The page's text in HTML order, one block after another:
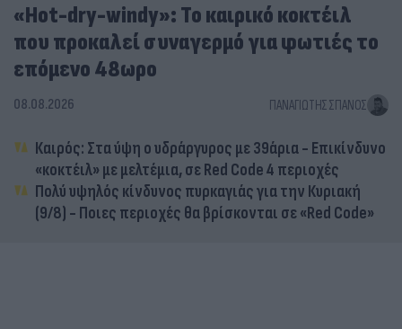
«Hot-dry-windy»: Το καιρικό κοκτέιλ
που προκαλεί συναγερμό για φωτιές το
επόμενο 48ωρο
08.08.2026 ΠΑΝΑΓΙΏΤΗΣ ΣΠΑΝΌΣ
Καιρός: Στα ύψη ο υδράργυρος με 39άρια - Επικίνδυνο
«κοκτέιλ» με μελτέμια, σε Red Code 4 περιοχές
Πολύ υψηλός κίνδυνος πυρκαγιάς για την Κυριακή
(9/8) - Ποιες περιοχές θα βρίσκονται σε «Red Code»